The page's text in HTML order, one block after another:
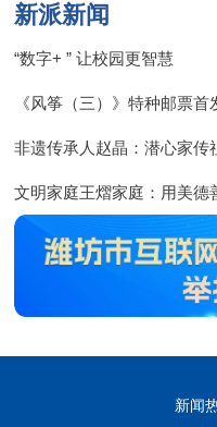
新派新闻
“数字+ ” 让校园更智慧
《风筝（三）》特种邮票
非遗传承人赵晶：潜心家传
文明家庭王熠家庭：用美德
新闻